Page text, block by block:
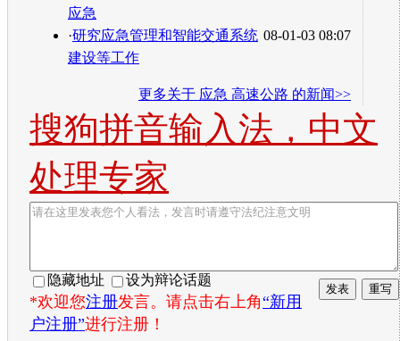
应急
08-01-03 08:07
·研究应急管理和智能交通系统
建设等工作
更多关于 应急 高速公路 的新闻>>
搜狗拼音输入法，中文
处理专家
隐藏地址 设为辩论话题
*欢迎您注册发言。请点击右上角“新用
户注册”进行注册！